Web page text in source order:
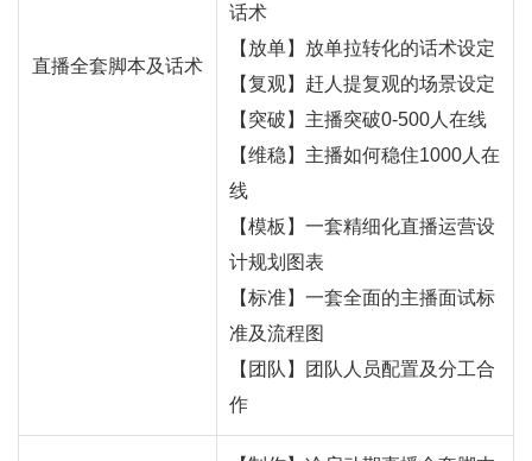
直播全套脚本及话术
话术
【放单】放单拉转化的话术设定
【复观】赶人提复观的场景设定
【突破】 主播突破0-500人在线
【维稳】主播如何稳住1000人在
线
【模板】一套精细化直播运营设
计规划图表
【标准】一套全面的主播面试标
准及流程图
【团队】团队人员配置及分工合
作